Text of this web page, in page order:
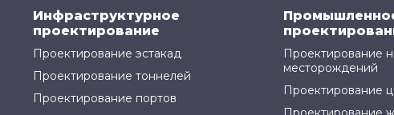
Инфраструктурное
проектирование
Проектирование эстакад
Проектирование тоннелей
Проектирование портов
Проектирование
месторождений
Проектирование